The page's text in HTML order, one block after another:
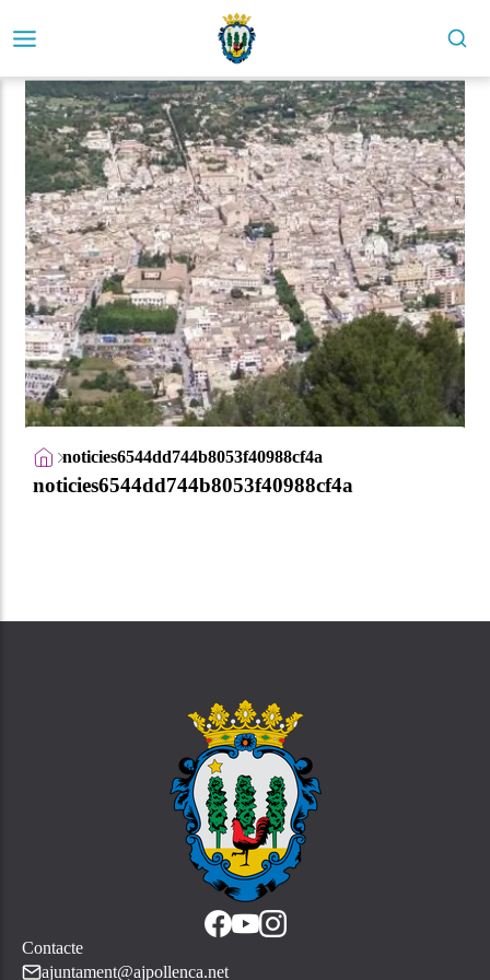
noticies6544dd744b8053f40988cf4a
noticies6544dd744b8053f40988cf4a
Contacte
ajuntament@ajpollenca.net